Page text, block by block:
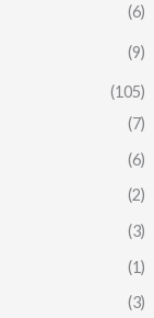
(6)
(9)
(105)
(7)
(6)
(2)
(3)
(1)
(3)